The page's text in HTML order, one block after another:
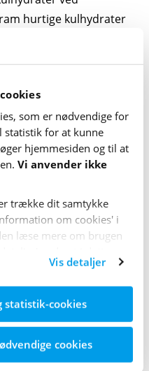
som er nødvendige for
statistik for at kunne
hjemme­siden og til at
Vi anvender ikke
trække dit samtykke
om cookies' i
læse mere om brugen
Vis detaljer
statistik-cookies
cookies
hurtige kulhydrater
mål blod­sukkeret igen.
videre til trin 3. Hvis
falder yderligere,
kulhydrater for
Det er f.eks. et stykke
tjek, at det er stabilt.
er lavt.
glukagon
at man får et